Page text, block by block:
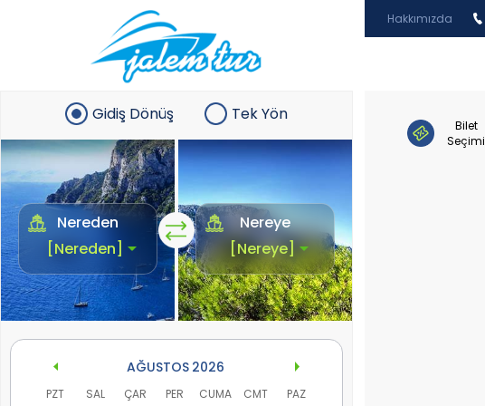
Hakkımızda
Gidiş Dönüş Tek Yön
Nereden Nereye
AĞUSTOS 2026
PZT SAL ÇAR PER CUMA CMT PAZ
Bilet
Seçimi